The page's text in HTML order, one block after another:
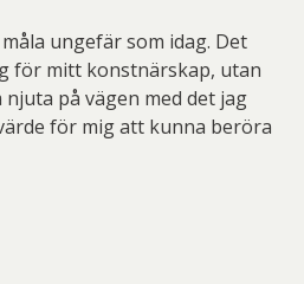
ungefär som idag. Det
för mitt konstnärskap, utan
på vägen med det jag
för mig att kunna beröra